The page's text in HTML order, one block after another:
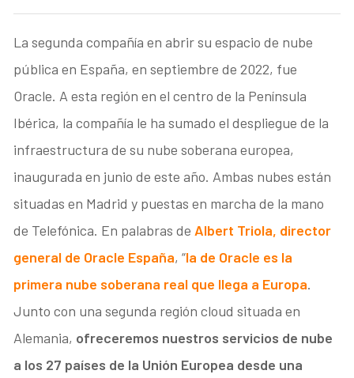
La segunda compañía en abrir su espacio de nube
pública en España, en septiembre de 2022, fue
Oracle. A esta región en el centro de la Península
Ibérica, la compañía le ha sumado el despliegue de la
infraestructura de su nube soberana europea,
inaugurada en junio de este año. Ambas nubes están
situadas en Madrid y puestas en marcha de la mano
de Telefónica. En palabras de Albert Triola, director
general de Oracle España, “la de Oracle es la
primera nube soberana real que llega a Europa.
Junto con una segunda región cloud situada en
Alemania, ofreceremos nuestros servicios de nube
a los 27 países de la Unión Europea desde una